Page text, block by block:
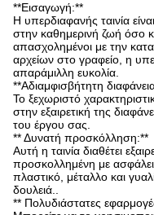
**Εισαγωγή:**
Η υπερδιαφανής ταινία
στην καθημερινή ζωή όσο
απασχολημένοι με την
αρχείων στο γραφείο, η
απαράμιλλη ευκολία.
**Αδιαμφισβήτητη
Το ξεχωριστό
στην εξαιρετική της
του έργου σας.
** Δυνατή προσκόλληση:**
Αυτή η ταινία διαθέτει
προσκολλημένη με
πλαστικό, μέταλλο και
δουλειά..
** Πολυδιάστατες